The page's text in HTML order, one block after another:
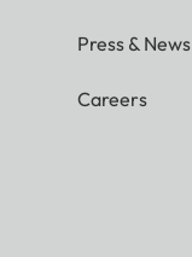
Press & News
Careers